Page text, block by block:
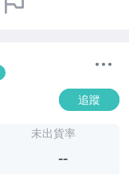
追蹤
未出貨率
--